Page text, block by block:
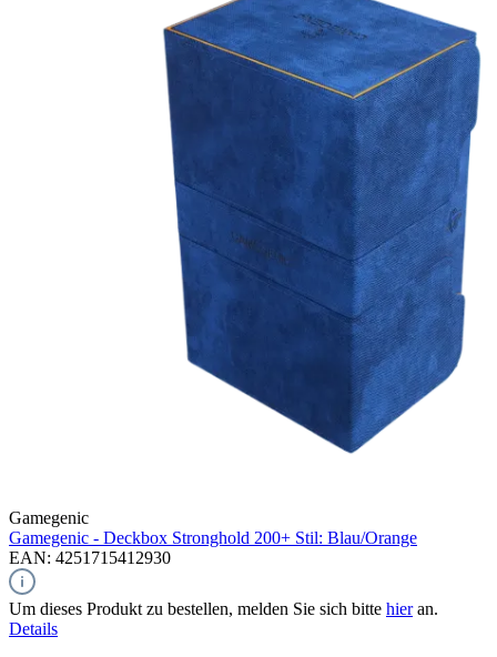
Gamegenic
Gamegenic - Deckbox Stronghold 200+ Stil: Blau/Orange
EAN: 4251715412930
Um dieses Produkt zu bestellen, melden Sie sich bitte hieran.
Details